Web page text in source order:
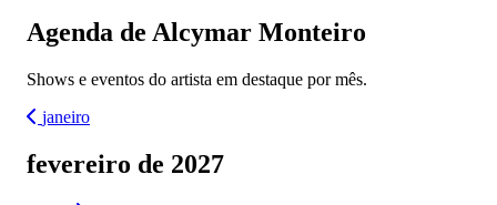
Agenda de Alcymar Monteiro
Shows e eventos do artista em destaque por mês.
janeiro
fevereiro de 2027